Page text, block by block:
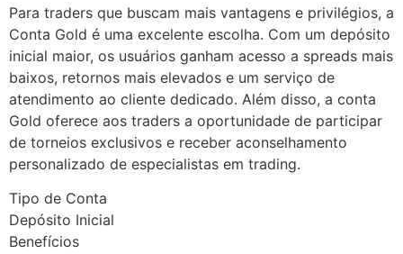
Para traders que buscam mais vantagens e privilégios, a
Conta Gold é uma excelente escolha. Com um depósito
inicial maior, os usuários ganham acesso a spreads mais
baixos, retornos mais elevados e um serviço de
atendimento ao cliente dedicado. Além disso, a conta
Gold oferece aos traders a oportunidade de participar
de torneios exclusivos e receber aconselhamento
personalizado de especialistas em trading.
Tipo de Conta
Depósito Inicial
Benefícios